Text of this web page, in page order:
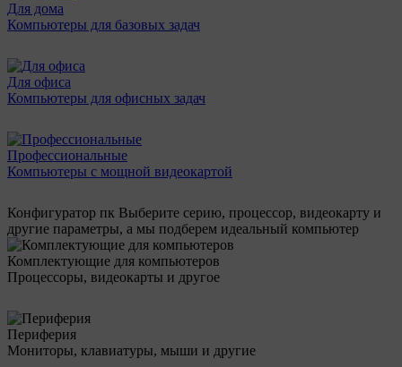
Для дома
Компьютеры для базовых задач
Для офиса
Компьютеры для офисных задач
Профессиональные
Компьютеры с мощной видеокартой
Конфигуратор пк Выберите серию, процессор, видеокарту и
другие параметры, а мы подберем идеальный компьютер
Комплектующие для компьютеров
Процессоры, видеокарты и другое
Периферия
Мониторы, клавиатуры, мыши и другие